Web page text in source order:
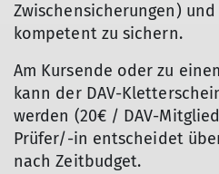
Zwischensicherungen)
kompetent zu sichern.
Am Kursende oder zu
kann der DAV-
werden (20€ / DAV-
Prüfer/-in entscheidet
nach Zeitbudget.